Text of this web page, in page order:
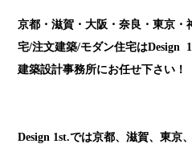
京都・滋賀・大阪・奈良・東京・
宅/注文建築/モダン住宅はDesign
建築設計事務所にお任せ下さい！
Design 1st.では京都、滋賀、東京